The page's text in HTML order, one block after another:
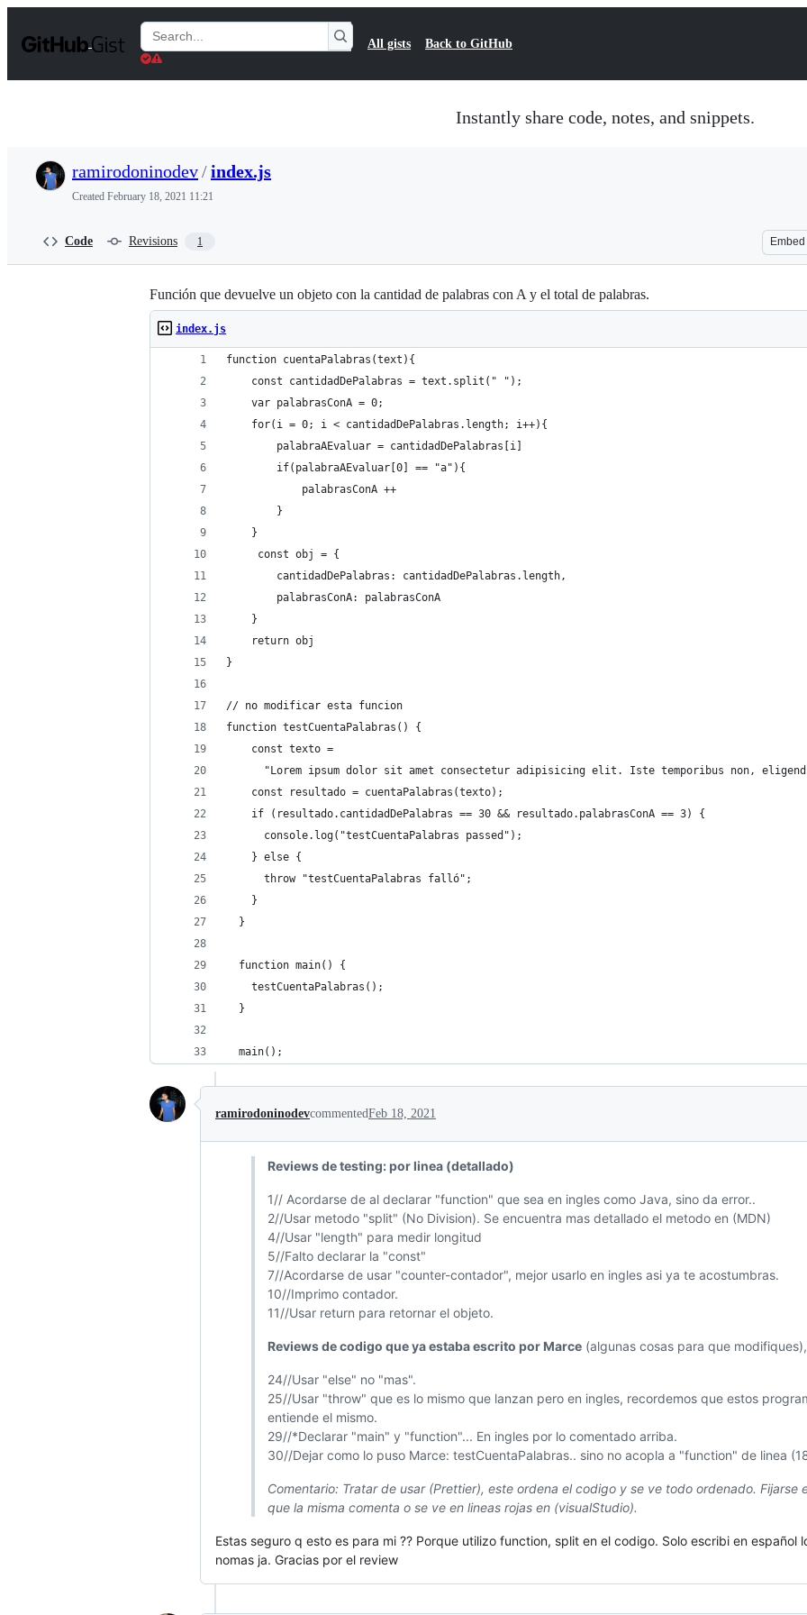
t
Search
Gists
All gists Back to GitHub
Instantly share code, notes, and snippets.
ramirodoninodev/index.js
Created February 18, 2021 11:21
Code Revisions 1 Embed
Función que devuelve un objeto con la cantidad de palabras con A y el total de palabras.
index.js
function cuentaPalabras(text){
    const cantidadDePalabras = text.split(" ");
    var palabrasConA = 0;
    for(i = 0; i < cantidadDePalabras.length; i++){
        palabraAEvaluar = cantidadDePalabras[i]
        if(palabraAEvaluar[0] == "a"){
            palabrasConA ++
        }
    }
     const obj = {
        cantidadDePalabras: cantidadDePalabras.length,
        palabrasConA: palabrasConA
    }
    return obj
}
// no modificar esta funcion
function testCuentaPalabras() {
    const texto =
"Lorem ipsum dolor sit amet consectetur adipisicing elit. Iste temporibus non,
    const resultado = cuentaPalabras(texto);
    if (resultado.cantidadDePalabras == 30 && resultado.palabrasConA == 3) {
      console.log("testCuentaPalabras passed");
    } else {
      throw "testCuentaPalabras falló";
    }
  }
  function main() {
    testCuentaPalabras();
  }
  main();
ramirodoninodevcommentedFeb 18, 2021
Reviews de testing: por linea (detallado)
1// Acordarse de al declarar "function" que sea en ingles como Java, sino da error..
2//Usar metodo "split" (No Division). Se encuentra mas detallado el metodo en (MDN)
4//Usar "length" para medir longitud
5//Falto declarar la "const"
7//Acordarse de usar "counter-contador", mejor usarlo en ingles asi ya te acostumbras.
10//Imprimo contador.
11//Usar return para retornar el objeto.
Reviews de codigo que ya estaba escrito por Marce(algunas cosas para que
24//Usar "else" no "mas".
25//Usar "throw" que es lo mismo que lanzan pero en ingles, recordemos que estos
entiende el mismo.
29//*Declarar "main" y "function"... En ingles por lo comentado arriba.
30//Dejar como lo puso Marce: testCuentaPalabras.. sino no acopla a "function" de linea
Comentario: Tratar de usar (Prettier), este ordena el codigo y se ve todo ordenado. Fijarse
que la misma comenta o se ve en lineas rojas en (visualStudio).
Estas seguro q esto es para mi ?? Porque utilizo function, split en el codigo. Solo escribi en español
nomas ja. Gracias por el review